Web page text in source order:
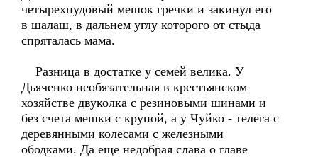
четырехпудовый мешок гречки и закинул его
в шалаш, в дальнем углу которого от стыда
спряталась мама.
Разница в достатке у семей велика. У
Дьяченко необязательная в крестьянском
хозяйстве двуколка с резиновыми шинами и
без счета мешки с крупой, а у Чуйко - телега с
деревянными колесами с железными
ободками. Да еще недобрая слава о главе